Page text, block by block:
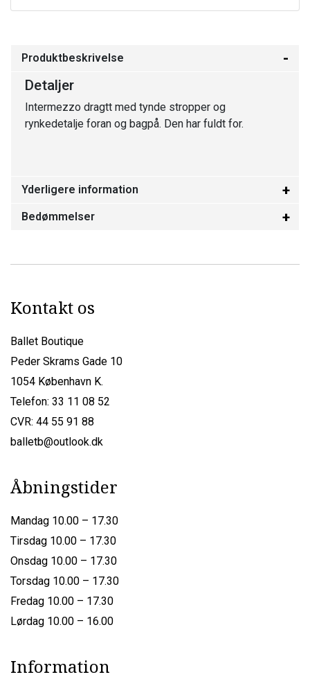
Produktbeskrivelse
Detaljer
Intermezzo dragtt med tynde stropper og
rynkedetalje foran og bagpå. Den har fuldt for.
Yderligere information
Bedømmelser
Kontakt os
Ballet Boutique
Peder Skrams Gade 10
1054 København K.
Telefon: 33 11 08 52
CVR: 44 55 91 88
balletb@outlook.dk
Åbningstider
Mandag 10.00 – 17.30
Tirsdag 10.00 – 17.30
Onsdag 10.00 – 17.30
Torsdag 10.00 – 17.30
Fredag 10.00 – 17.30
Lørdag 10.00 – 16.00
Information